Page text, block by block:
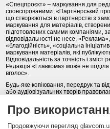
«Спецпроєкт» – маркування для
спонсорованими. «Партнерський
що створюються в партнерстві з
маркування для матеріалів,
підготовлених самими компаніями,
відповідальності не несе.
«благодійність», «соціальна
маркування матеріалів, які
Відповідальність за точність і
Редакція «Главкома» може не
вголос».
Будь-яке копіювання, передрук та
або аудіовізуальних творів
Політика конфіденційності (Privacy
Про
Продовжуючи перегляд